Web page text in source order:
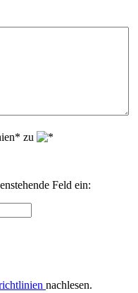
zu
Feld ein:
nachlesen.